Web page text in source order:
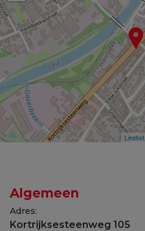
Leaflet
Algemeen
Adres:
Kortrijksesteenweg 105